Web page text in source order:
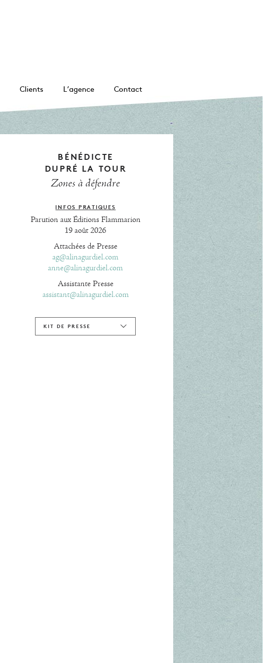
Clients L’agence Contact
BÉNÉDICTE
DUPRÉ LA TOUR
Zones à défendre
INFOS PRATIQUES
Parution aux Éditions Flammarion
19 août 2026
Attachées de Presse
ag@alinagurdiel.com
anne@alinagurdiel.com
Assistante Presse
assistant@alinagurdiel.com
KIT DE PRESSE